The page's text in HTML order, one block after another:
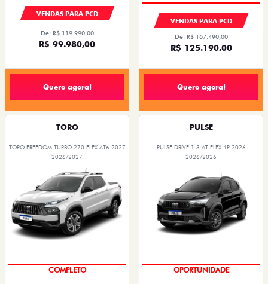
VENDAS PARA PCD
De: R$ 119.990,00
R$ 99.980,00
Quero agora!
VENDAS PARA PCD
De: R$ 167.490,00
R$ 125.190,00
Quero agora!
TORO
TORO FREEDOM TURBO 270 FLEX AT6 2027
2026/2027
PULSE
PULSE DRIVE 1.3 AT FLEX 4P 2026
2026/2026
OPORTUNIDADE